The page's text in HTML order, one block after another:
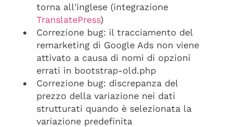
torna all'inglese (integrazione
TranslatePress)
Correzione bug: il tracciamento del
remarketing di Google Ads non viene
attivato a causa di nomi di opzioni
errati in bootstrap-old.php
Correzione bug: discrepanza del
prezzo della variazione nei dati
strutturati quando è selezionata la
variazione predefinita